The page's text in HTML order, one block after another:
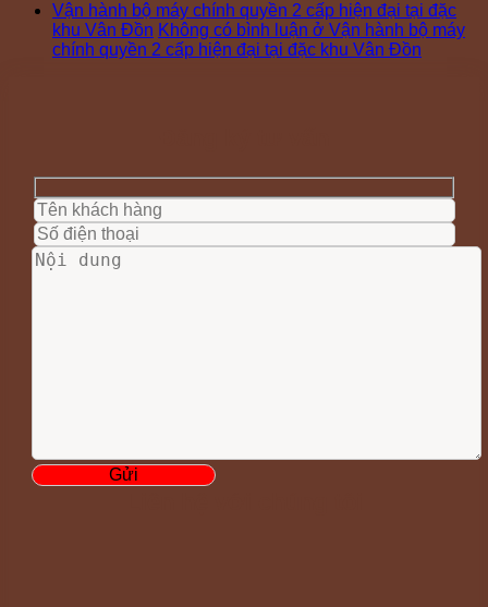
Vận hành bộ máy chính quyền 2 cấp hiện đại tại đặc
khu Vân Đồn Không có bình luận ở Vận hành bộ máy
chính quyền 2 cấp hiện đại tại đặc khu Vân Đồn